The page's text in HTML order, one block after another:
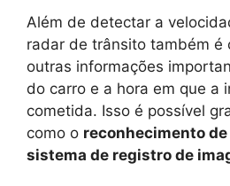
Além de detectar a
radar de trânsito também é
outras informações
do carro e a hora em que a
cometida. Isso é possível
como o reconhecimento
sistema de registro de